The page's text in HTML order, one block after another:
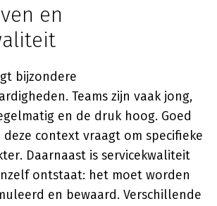
en
bijzondere
Teams zijn vaak jong,
en de druk hoog. Goed
context vraagt om specifieke
Daarnaast is servicekwaliteit
ontstaat: het moet worden
en bewaard. Verschillende